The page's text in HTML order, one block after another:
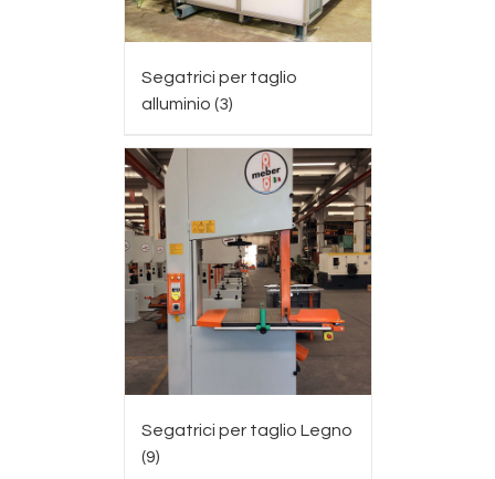
Segatrici per taglio
alluminio (3)
Segatrici per taglio Legno
(9)